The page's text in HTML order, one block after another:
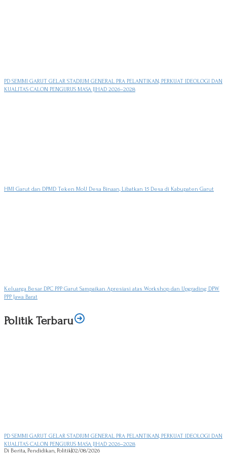
PD SEMMI GARUT GELAR STADIUM GENERAL PRA PELANTIKAN, PERKUAT IDEOLOGI DAN
KUALITAS CALON PENGURUS MASA JIHAD 2026–2028
HMI Garut dan DPMD Teken MoU Desa Binaan, Libatkan 15 Desa di Kabupaten Garut
Keluarga Besar DPC PPP Garut Sampaikan Apresiasi atas Workshop dan Upgrading DPW
PPP Jawa Barat
Politik Terbaru
PD SEMMI GARUT GELAR STADIUM GENERAL PRA PELANTIKAN, PERKUAT IDEOLOGI DAN
KUALITAS CALON PENGURUS MASA JIHAD 2026–2028
Di Berita, Pendidikan, Politik02/08/2026